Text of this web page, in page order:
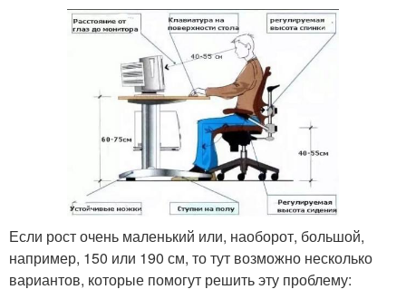
Если рост очень маленький или, наоборот, большой,
например, 150 или 190 см, то тут возможно несколько
вариантов, которые помогут решить эту проблему: